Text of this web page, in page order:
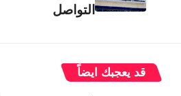
التواصل
قد يعجبك ايضاً